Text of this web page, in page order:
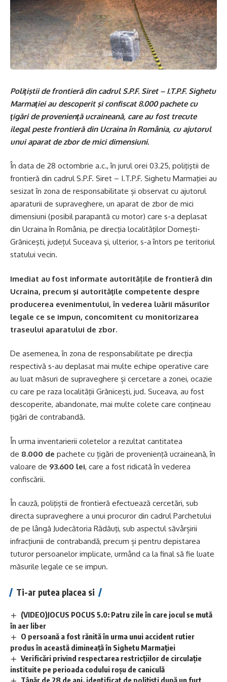
Poliţiştii de frontieră din cadrul S.P.F. Siret – I.T.P.F. Sighetu
Marmaţiei au descoperit şi confiscat 8.000 pachete cu
ţigări de provenienţă ucraineană, care au fost trecute
ilegal peste frontieră din Ucraina în România, cu ajutorul
unui aparat de zbor de mici dimensiuni.
În data de 28 octombrie a.c., în jurul orei 03.25, poliţiştii de
frontieră din cadrul S.P.F. Siret – I.T.P.F. Sighetu Marmaţiei au
sesizat în zona de responsabilitate și observat cu ajutorul
aparaturii de supraveghere, un aparat de zbor de mici
dimensiuni (posibil parapantă cu motor) care s-a deplasat
din Ucraina în România, pe direcţia localităţilor Dorneşti-
Grăniceşti, județul Suceava şi, ulterior, s-a întors pe teritoriul
statului vecin.
Imediat au fost informate autoritățile de frontieră din
Ucraina, precum şi autorităţile competente despre
producerea evenimentului, în vederea luării măsurilor
legale ce se impun, concomitent cu monitorizarea
traseului aparatului de zbor.
De asemenea, în zona de responsabilitate pe direcţia
respectivă s-au deplasat mai multe echipe operative care
au luat măsuri de supraveghere și cercetare a zonei, ocazie
cu care pe raza localităţii Grăniceşti, jud. Suceava, au fost
descoperite, abandonate, mai multe colete care conţineau
țigări de contrabandă.
În urma inventarierii coletelor a rezultat cantitatea
de 8.000 de pachete cu țigări de provenienţă ucraineană, în
valoare de 93.600 lei, care a fost ridicată în vederea
confiscării.
În cauză, poliţiştii de frontieră efectuează cercetări, sub
directa supraveghere a unui procuror din cadrul Parchetului
de pe lângă Judecătoria Rădăuţi, sub aspectul săvârșirii
infracțiunii de contrabandă, precum și pentru depistarea
tuturor persoanelor implicate, urmând ca la final să fie luate
măsurile legale ce se impun.
Ti-ar putea placea si
(VIDEO)JOCUS POCUS 5.0: Patru zile în care jocul se mută
în aer liber
O persoană a fost rănită în urma unui accident rutier
produs în această dimineață în Sighetu Marmației
Verificări privind respectarea restricțiilor de circulație
instituite pe perioada codului roșu de caniculă
Tânăr de 28 de ani, identificat de polițiști după un furt